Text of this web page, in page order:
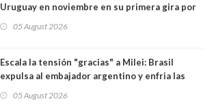
Uruguay en noviembre en su primera gira por
05 August 2026
Escala la tensión "gracias" a Milei: Brasil
expulsa al embajador argentino y enfria las
trasandino
05 August 2026